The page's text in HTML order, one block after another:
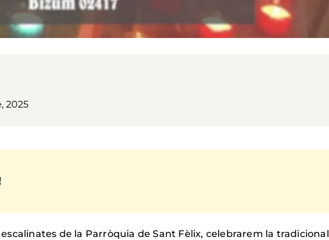
2025
de la Parròquia de Sant Fèlix, celebrarem la tradicional